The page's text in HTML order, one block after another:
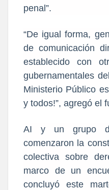
penal”.
“De igual forma,
de comunicación
establecido con
gubernamentales
Ministerio Público
y todos!”, agregó el
AI y un grupo
comenzaron la
colectiva sobre
marco de un
concluyó este